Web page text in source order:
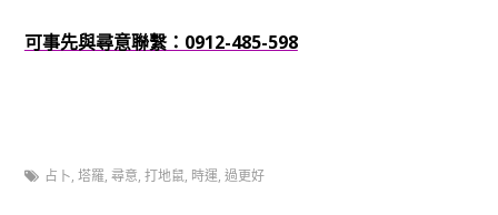
可事先與尋意聯繫：0912-485-598
占卜, 塔羅, 尋意, 打地鼠, 時運, 過更好